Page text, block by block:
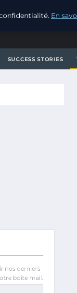
SUCCESS STORIES
nos derniers
boîte mail.
En